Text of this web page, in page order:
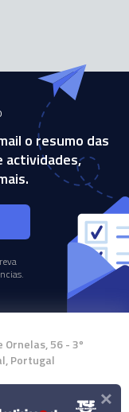
o resumo das
actividades,
Ornelas, 56 - 3º
Portugal
×